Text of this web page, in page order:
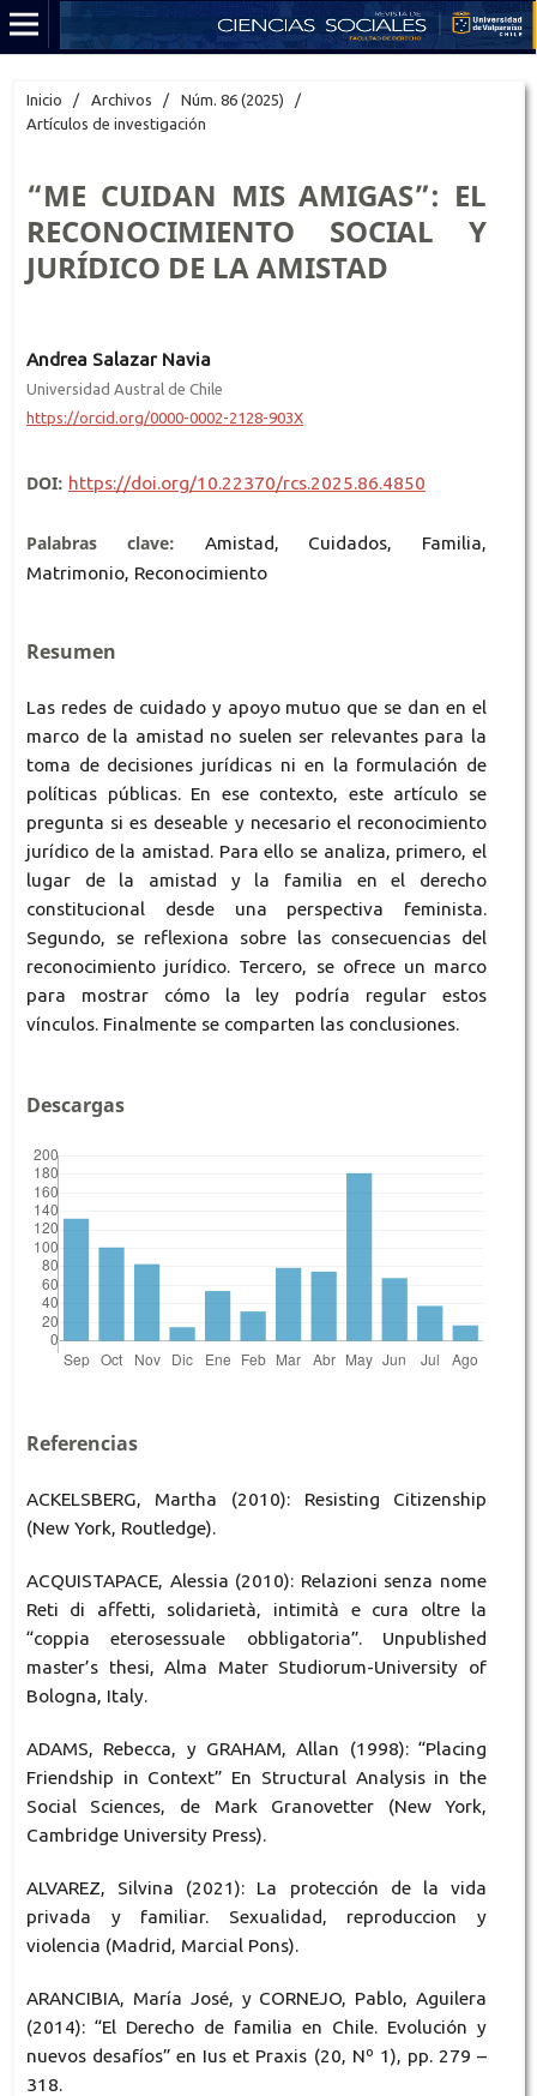
Inicio / Archivos / Núm. 86 (2025)
/
Artículos de investigación
“ME CUIDAN MIS AMIGAS”: EL
RECONOCIMIENTO SOCIAL Y
JURÍDICO DE LA AMISTAD
Andrea Salazar Navia
Universidad Austral de Chile
https://orcid.org/0000-0002-2128-903X
DOI: https://doi.org/10.22370/rcs.2025.86.4850
Palabras clave: Amistad, Cuidados, Familia,
Matrimonio, Reconocimiento
Resumen
Las redes de cuidado y apoyo mutuo que se dan en el
marco de la amistad no suelen ser relevantes para la
toma de decisiones jurídicas ni en la formulación de
políticas públicas. En ese contexto, este artículo se
pregunta si es deseable y necesario el reconocimiento
jurídico de la amistad. Para ello se analiza, primero, el
lugar de la amistad y la familia en el derecho
constitucional desde una perspectiva feminista.
Segundo, se reflexiona sobre las consecuencias del
reconocimiento jurídico. Tercero, se ofrece un marco
para mostrar cómo la ley podría regular estos
vínculos. Finalmente se comparten las conclusiones.
Descargas
Referencias
ACKELSBERG, Martha (2010): Resisting Citizenship
(New York, Routledge).
ACQUISTAPACE, Alessia (2010): Relazioni senza nome
Reti di affetti, solidarietà, intimità e cura oltre la
“coppia eterosessuale obbligatoria”. Unpublished
master’s thesi, Alma Mater Studiorum-University of
Bologna, Italy.
ADAMS, Rebecca, y GRAHAM, Allan (1998): “Placing
Friendship in Context” En Structural Analysis in the
Social Sciences, de Mark Granovetter (New York,
Cambridge University Press).
ALVAREZ, Silvina (2021): La protección de la vida
privada y familiar. Sexualidad, reproduccion y
violencia (Madrid, Marcial Pons).
ARANCIBIA, María José, y CORNEJO, Pablo, Aguilera
(2014): “El Derecho de familia en Chile. Evolución y
nuevos desafíos” en Ius et Praxis (20, Nº 1), pp. 279 –
318.